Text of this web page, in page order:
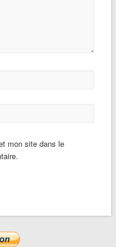
mon site dans le